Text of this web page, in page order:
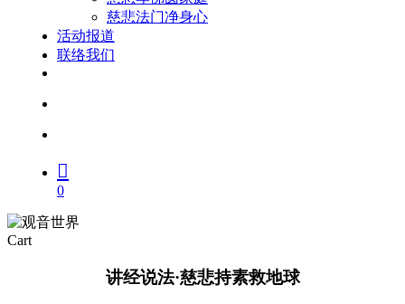
慈悲法门净身心
活动报道
联络我们
0
CartClose
讲经说法·慈悲持素救地球